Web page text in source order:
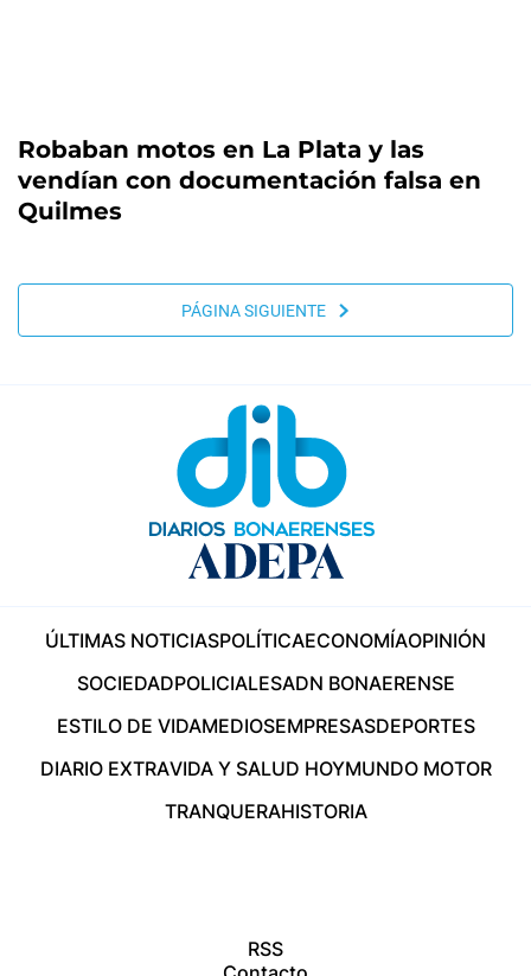
Robaban motos en La Plata y las
vendían con documentación falsa en
Quilmes
PÁGINA SIGUIENTE
ÚLTIMAS NOTICIASPOLÍTICAECONOMÍAOPINIÓN
SOCIEDADPOLICIALESADN BONAERENSE
ESTILO DE VIDAMEDIOSEMPRESASDEPORTES
DIARIO EXTRAVIDA Y SALUD HOYMUNDO MOTOR
TRANQUERAHISTORIA
RSS